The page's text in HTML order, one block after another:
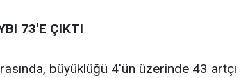
73'E ÇIKTI
büyüklüğü 4'ün üzerinde 43 artçı